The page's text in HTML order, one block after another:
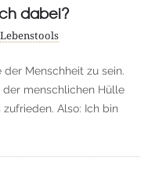
dabei?
Lebenstools
Menschheit zu sein.
menschlichen Hülle
Also: Ich bin